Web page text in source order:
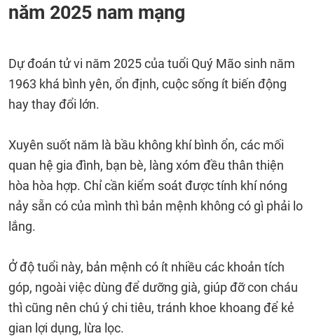
năm 2025 nam mạng
Dự đoán tử vi năm 2025 của tuổi Quý Mão sinh năm
1963 khá bình yên, ổn định, cuộc sống ít biến động
hay thay đổi lớn.
Xuyên suốt năm là bầu không khí bình ổn, các mối
quan hệ gia đình, bạn bè, làng xóm đều thân thiện
hòa hòa hợp. Chỉ cần kiểm soát được tính khí nóng
nảy sẵn có của mình thì bản mệnh không có gì phải lo
lắng.
Ở độ tuổi này, bản mệnh có ít nhiều các khoản tích
góp, ngoài việc dùng để dưỡng già, giúp đỡ con cháu
thì cũng nên chú ý chi tiêu, tránh khoe khoang để kẻ
gian lợi dụng, lừa lọc.